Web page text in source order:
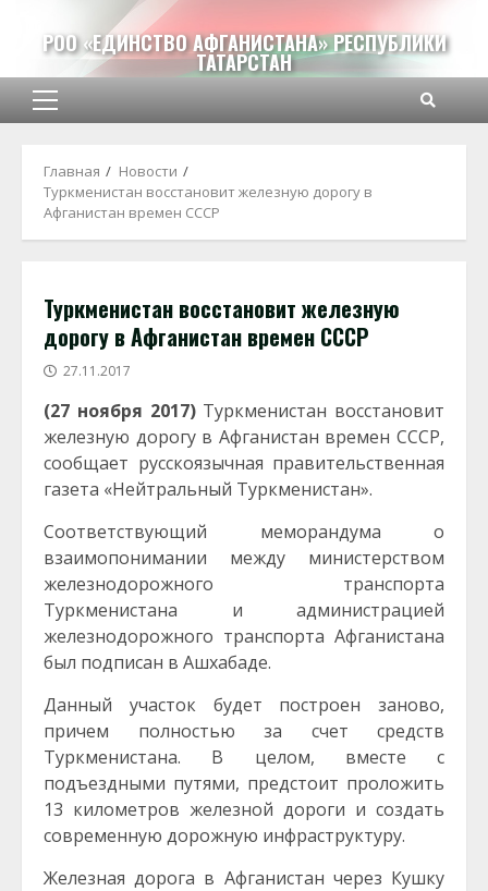
содержимому
РОО «ЕДИНСТВО АФГАНИСТАНА» РЕСПУБЛИКИ
ТАТАРСТАН
Основное
Главная
Новости
Туркменистан восстановит железную дорогу в
Афганистан времен СССР
Туркменистан восстановит железную
дорогу в Афганистан времен СССР
27.11.2017
(27 ноября 2017)Туркменистан восстановит
железную дорогу в Афганистан времен СССР,
сообщает русскоязычная правительственная
газета «Нейтральный Туркменистан».
Соответствующий меморандума о
взаимопонимании между министерством
железнодорожного транспорта
Туркменистана и администрацией
железнодорожного транспорта Афганистана
был подписан в Ашхабаде.
Данный участок будет построен заново,
причем полностью за счет средств
Туркменистана. В целом, вместе с
подъездными путями, предстоит проложить
13 километров железной дороги и создать
современную дорожную инфраструктуру.
Железная дорога в Афганистан через Кушку